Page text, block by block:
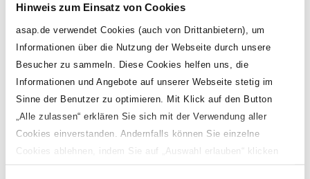
Hinweis zum Einsatz von Cookies
asap.de verwendet Cookies (auch von Drittanbietern), um
Informationen über die Nutzung der Webseite durch unsere
Besucher zu sammeln. Diese Cookies helfen uns, die
Informationen und Angebote auf unserer Webseite stetig im
Sinne der Benutzer zu optimieren. Mit Klick auf den Button
„Alle zulassen“ erklären Sie sich mit der Verwendung aller
Cookies einverstanden. Andernfalls können Sie einzelne
Cookies ablehnen, indem Sie auf „Auswahl erlauben“ klicken
sowie diese Einstellungen jederzeit aufrufen und Cookies auch
Essen ausklingen. Und so hatten wir ein
uns schon jetzt auf nächstes Jahr!